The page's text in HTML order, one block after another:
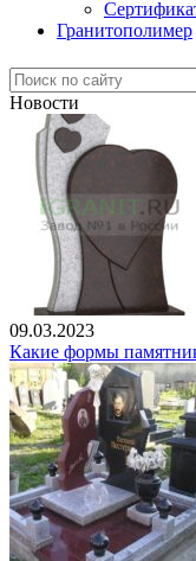
Гранитополимер
Новости
09.03.2023
Какие формы